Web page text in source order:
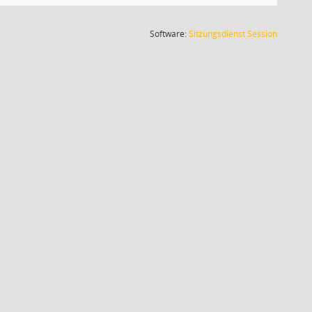
Software:SitzungsdienstSession(Wird in